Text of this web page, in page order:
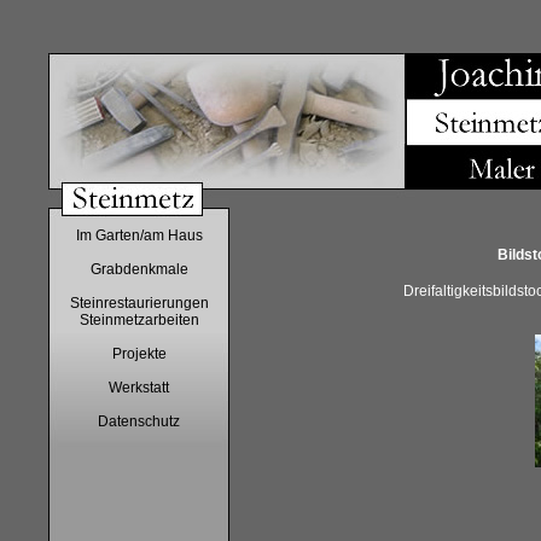
Im Garten/am Haus
Grabdenkmale
Steinrestaurierungen
Steinmetzarbeiten
Projekte
Werkstatt
Datenschutz
Dreifaltigkeitsbildstock aus